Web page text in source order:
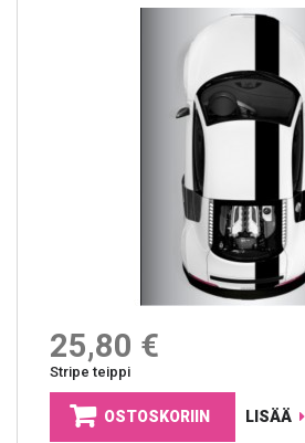
25,80 €
Stripe teippi
OSTOSKORIIN LISÄÄ